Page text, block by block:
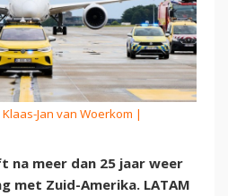
Klaas-Jan van Woerkom |
na meer dan 25 jaar weer
met Zuid-Amerika. LATAM